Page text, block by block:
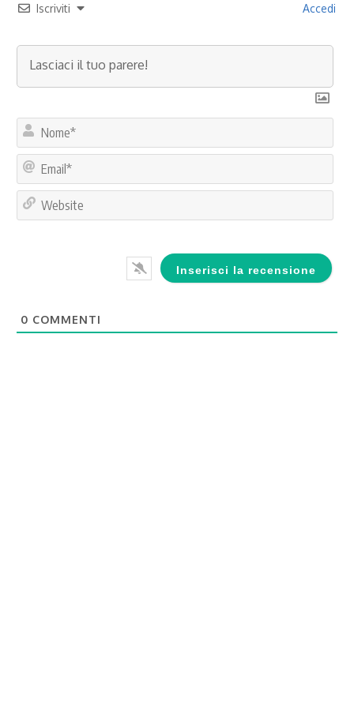
Iscriviti Accedi
0 COMMENTI